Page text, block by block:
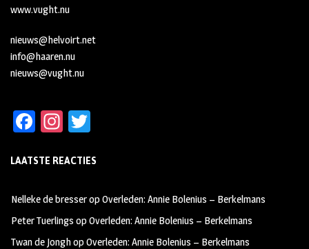
www.vught.nu
nieuws@helvoirt.net
info@haaren.nu
nieuws@vught.nu
Fa
b
oo
k
In
ag
m
tt
LAATSTE REACTIES
Nelleke de bresseropOverleden: Annie Bolenius – Berkelmans
Peter Tuerlings opOverleden: Annie Bolenius – Berkelmans
Twan de JonghopOverleden: Annie Bolenius – Berkelmans